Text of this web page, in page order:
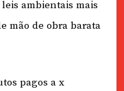
ambientais mais
mão de obra barata
pagos a x